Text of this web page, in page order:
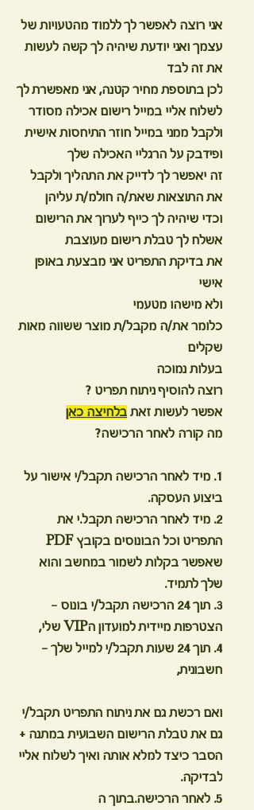
אני רוצה לאפשר לך ללמוד מהטעויות של
עצמך ואני יודעת שיהיה לך קשה לעשות
את זה לבד
לכן בתוספת מחיר קטנה, אני מאפשרת לך
לשלוח אליי במייל רישום אכילה מסודר
ולקבל ממני במייל חוזר התיחסות אישית
ופידבק על הרגליי האכילה שלך
זה יאפשר לך לדייק את התהליך ולקבל
את התוצאות שאת/ה חולמ/ת עליהן
וכדי שיהיה לך כייף לערוך את הרישום
אשלח לך טבלת רישום מעוצבת
את בדיקת התפריט אני מבצעת באופן
אישי
ולא מישהו מטעמי
כלומר את/ה מקבל/ת מוצר ששווה מאות
שקלים
בעלות נמוכה
רוצה להוסיף ניתוח תפריט ?
אפשר לעשות זאת בלחיצה כאן
מה קורה לאחר הרכישה?
1. מיד לאחר הרכישה תקבל/י אישור על
ביצוע העסקה.
2. מיד לאחר הרכישה תקבל.י את
התפריט וכל הבונוסים בקובץ PDF
שאפשר בקלות לשמור במחשב והוא
שלך לתמיד.
3. תוך 24 הרכישה תקבל/י בונוס -
הצטרפות מיידית למועדון הVIP שלי,
4. תוך 24 שעות תקבל/י למייל שלך -
חשבונית,
ואם רכשת גם את ניתוח התפריט תקבל/י
גם את טבלת הרישום השבועית במתנה +
הסבר כיצד למלא אותה ואיך לשלוח אליי
לבדיקה.
5. לאחר הרכישה.בתוך ה